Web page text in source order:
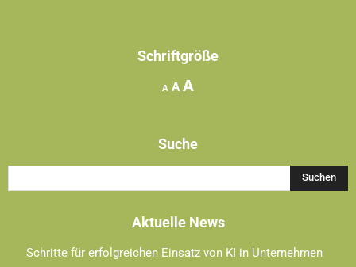
Schriftgröße
A Decrease
A Reset
AIncrease
Suche
Aktuelle News
Schritte für erfolgreichen Einsatz von KI in Unternehmen